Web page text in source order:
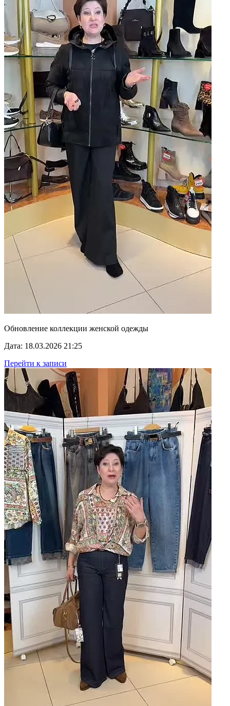
Обновление коллекции женской одежды
Дата: 18.03.2026 21:25
Перейти к записи